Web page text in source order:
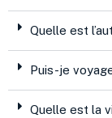
Quelle est
Puis-je
Quelle est la